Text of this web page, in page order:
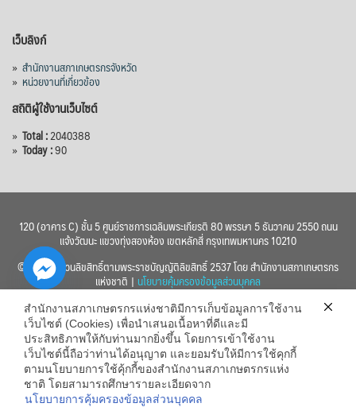
เว็บลิงก์
» สำนักงานสภาเกษตรกรจังหวัด
» หน่วยงานที่เกี่ยวข้อง
สถิติผู้ใช้งานเว็บไซต์
» Total :2040388
» Today :90
120 (อาคาร C) ชั้น 5 ศูนย์ราชการเฉลิมพระเกียรติ 80 พรรษา 5 ธันวาคม 2550 ถนน
แจ้งวัฒนะ แขวงทุ่งสองห้อง เขตหลักสี่ กรุงเทพมหานคร 10210
© 2560 สงวนลิขสิทธิ์ตามพระราชบัญญัติลิขสิทธิ์ 2537 โดย สำนักงานสภาเกษตรกร
แห่งชาติ | นโยบายคุ้มครองข้อมูลส่วนบุคคล
สำนักงานสภาเกษตรกรแห่งชาติมีการเก็บข้อมูลการใช้งาน
เว็บไซต์ (Cookies) เพื่อนำเสนอเนื้อหาที่ดีและมี
ประสิทธิภาพให้กับท่านมากยิ่งขึ้น โดยการเข้าใช้งาน
เว็บไซต์นี้ถือว่าท่านได้อนุญาต และยอมรับให้มีการใช้คุกกี้
ตามนโยบายการใช้คุ้กกี้ของสำนักงานสภาเกษตรกรแห่ง
ชาติ โดยสามารถศึกษารายละเอียดจาก
นโยบายการคุ้มครองข้อมูลส่วนบุคคล
Hide
chaty